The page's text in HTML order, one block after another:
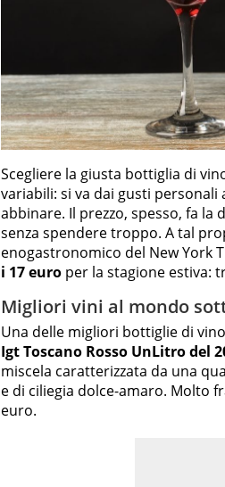
Scegliere la giusta bottiglia di
variabili: si va dai gusti
abbinare. Il prezzo, spesso, fa
senza spendere troppo. A tal
enogastronomico del New York
i 17 euro per la stagione estiva:
Migliori vini al mondo
Una delle migliori bottiglie di
Igt Toscano Rosso UnLitro del
miscela caratterizzata da una
e di ciliegia dolce-amaro. Molto
euro.